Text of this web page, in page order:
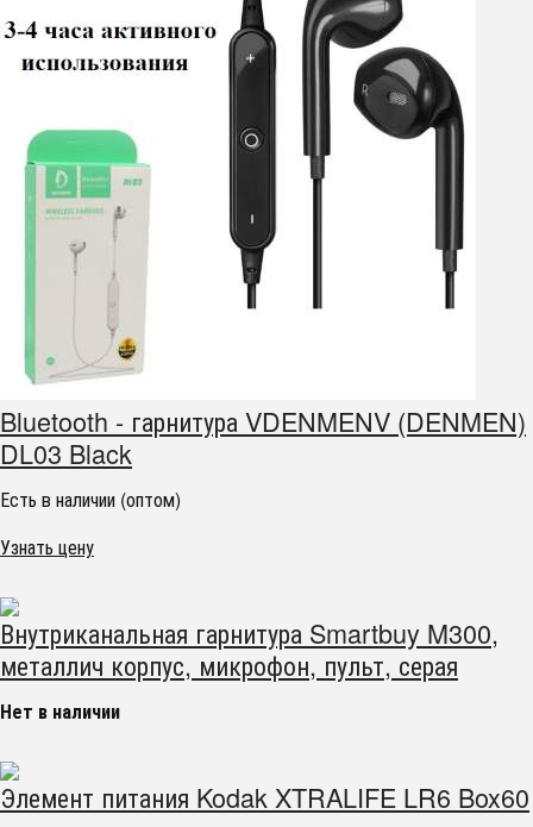
Bluetooth - гарнитура VDENMENV (DENMEN)
DL03 Black
Есть в наличии (оптом)
Узнать цену
Внутриканальная гарнитура Smartbuy M300,
металлич корпус, микрофон, пульт, серая
Нет в наличии
Элемент питания Kodak XTRALIFE LR6 Box60